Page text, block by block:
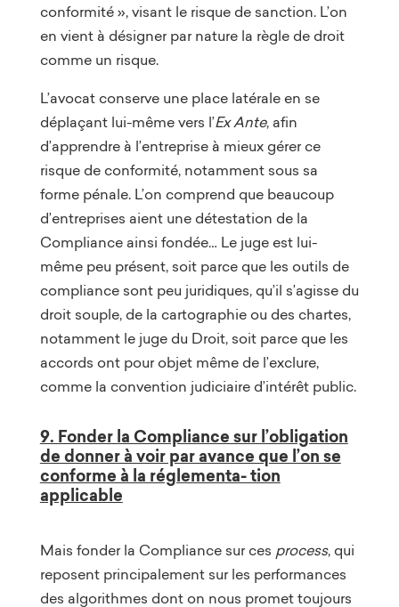
conformité », visant le risque de sanction. L’on
en vient à désigner par nature la règle de droit
comme un risque.
L’avocat conserve une place latérale en se
déplaçant lui-même vers l’Ex Ante, afin
d’apprendre à l’entreprise à mieux gérer ce
risque de conformité, notamment sous sa
forme pénale. L’on comprend que beaucoup
d’entreprises aient une détestation de la
Compliance ainsi fondée… Le juge est lui-
même peu présent, soit parce que les outils de
compliance sont peu juridiques, qu’il s’agisse du
droit souple, de la cartographie ou des chartes,
notamment le juge du Droit, soit parce que les
accords ont pour objet même de l’exclure,
comme la convention judiciaire d’intérêt public.
9. Fonder la Compliance sur l’obligation
de donner à voir par avance que l’on se
conforme à la réglementa- tion
applicable
Mais fonder la Compliance sur ces process, qui
reposent principalement sur les performances
des algorithmes dont on nous promet toujours